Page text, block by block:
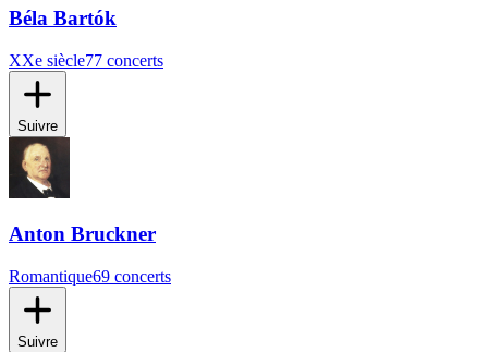
Béla Bartók
XXe siècle77 concerts
Suivre
Anton Bruckner
Romantique69 concerts
Suivre